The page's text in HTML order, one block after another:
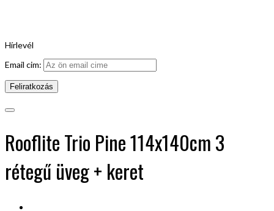
Hírlevél
Email cim:
Rooflite Trio Pine 114x140cm 3
rétegű üveg + keret